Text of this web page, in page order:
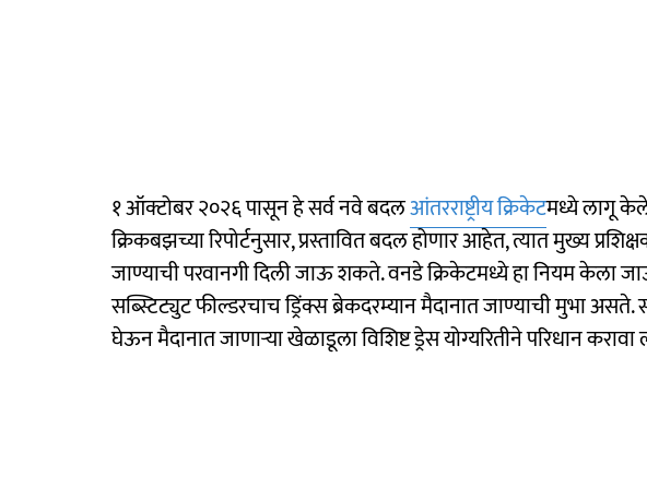
१ ऑक्टोबर २०२६ पासून हे सर्व नवे बदलआंतरराष्ट्रीय क्रिकेटमध्ये लागू
क्रिकबझच्या रिपोर्टनुसार, प्रस्तावित बदल होणार आहेत, त्यात मुख्य
जाण्याची परवानगी दिली जाऊ शकते. वनडे क्रिकेटमध्ये हा नियम केला
सब्स्टिट्युट फील्डरचाच ड्रिंक्स ब्रेकदरम्यान मैदानात जाण्याची मुभा असते.
घेऊन मैदानात जाणाऱ्या खेळाडूला विशिष्ट ड्रेस योग्यरितीने परिधान करावा